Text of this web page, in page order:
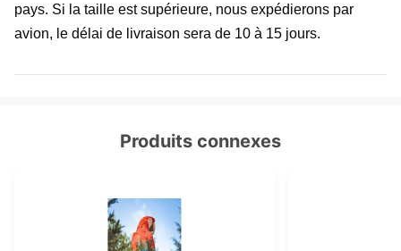
pays. Si la taille est supérieure, nous expédierons par
avion, le délai de livraison sera de 10 à 15 jours.
Produits connexes